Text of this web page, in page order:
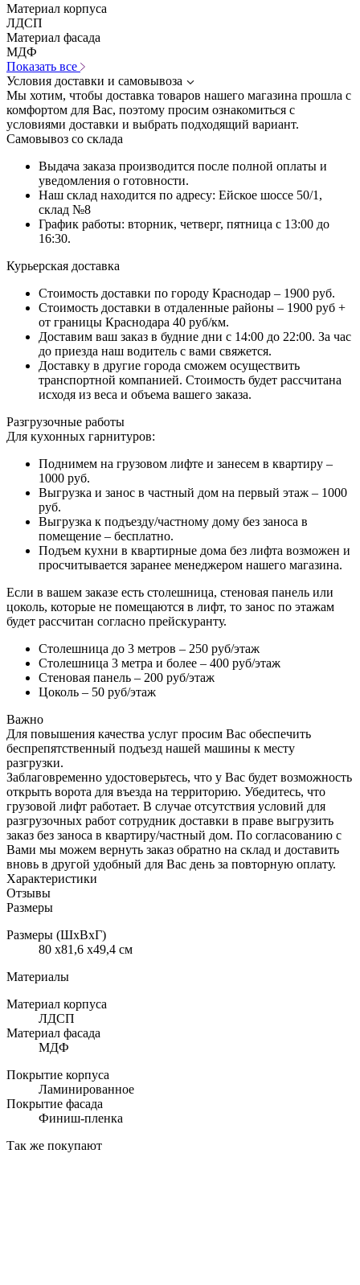
Материал корпуса
ЛДСП
Материал фасада
МДФ
Показать все
Условия доставки и самовывоза
Мы хотим, чтобы доставка товаров нашего магазина прошла с
комфортом для Вас, поэтому просим ознакомиться с
условиями доставки и выбрать подходящий вариант.
Самовывоз со склада
Выдача заказа производится после полной оплаты и
уведомления о готовности.
Наш склад находится по адресу: Ейское шоссе 50/1,
склад №8
График работы: вторник, четверг, пятница с 13:00 до
16:30.
Курьерская доставка
Стоимость доставки по городу Краснодар – 1900 руб.
Стоимость доставки в отдаленные районы – 1900 руб +
от границы Краснодара 40 руб/км.
Доставим ваш заказ в будние дни с 14:00 до 22:00. За час
до приезда наш водитель с вами свяжется.
Доставку в другие города сможем осуществить
транспортной компанией. Стоимость будет рассчитана
исходя из веса и объема вашего заказа.
Разгрузочные работы
Для кухонных гарнитуров:
Поднимем на грузовом лифте и занесем в квартиру –
1000 руб.
Выгрузка и занос в частный дом на первый этаж – 1000
руб.
Выгрузка к подъезду/частному дому без заноса в
помещение – бесплатно.
Подъем кухни в квартирные дома без лифта возможен и
просчитывается заранее менеджером нашего магазина.
Если в вашем заказе есть столешница, стеновая панель или
цоколь, которые не помещаются в лифт, то занос по этажам
будет рассчитан согласно прейскуранту.
Столешница до 3 метров – 250 руб/этаж
Столешница 3 метра и более – 400 руб/этаж
Стеновая панель – 200 руб/этаж
Цоколь – 50 руб/этаж
Важно
Для повышения качества услуг просим Вас обеспечить
беспрепятственный подъезд нашей машины к месту
разгрузки.
Заблаговременно удостоверьтесь, что у Вас будет возможность
открыть ворота для въезда на территорию. Убедитесь, что
грузовой лифт работает. В случае отсутствия условий для
разгрузочных работ сотрудник доставки в праве выгрузить
заказ без заноса в квартиру/частный дом. По согласованию с
Вами мы можем вернуть заказ обратно на склад и доставить
вновь в другой удобный для Вас день за повторную оплату.
Характеристики
Отзывы
Размеры
Размеры (ШхВхГ)
80 x81,6 x49,4 см
Материалы
Материал корпуса
ЛДСП
Материал фасада
МДФ
Покрытие корпуса
Ламинированное
Покрытие фасада
Финиш-пленка
Так же покупают